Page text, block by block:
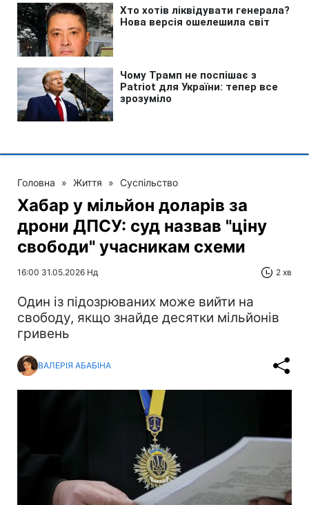
Головна » Життя » Суспільство
Хабар у мільйон доларів за
дрони ДПСУ: суд назвав "ціну
свободи" учасникам схеми
16:00 31.05.2026 Нд 2 хв
Один із підозрюваних може вийти на
свободу, якщо знайде десятки мільйонів
гривень
ВАЛЕРІЯ АБАБІНА